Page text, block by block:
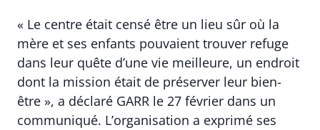
« Le centre était censé être un lieu sûr où la
mère et ses enfants pouvaient trouver refuge
dans leur quête d’une vie meilleure, un endroit
dont la mission était de préserver leur bien-
être », a déclaré GARR le 27 février dans un
communiqué. L’organisation a exprimé ses